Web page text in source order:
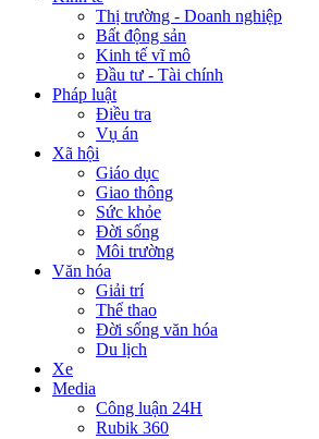
Thị trường - Doanh nghiệp
Bất động sản
Kinh tế vĩ mô
Đầu tư - Tài chính
Pháp luật
Điều tra
Vụ án
Xã hội
Giáo dục
Giao thông
Sức khỏe
Đời sống
Môi trường
Văn hóa
Giải trí
Thể thao
Đời sống văn hóa
Du lịch
Xe
Media
Công luận 24H
Rubik 360